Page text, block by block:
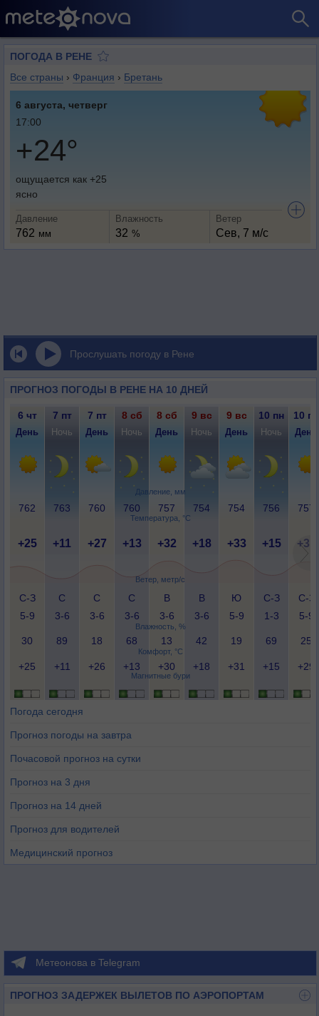
ПОГОДА В РЕНЕ
Все страны › Франция › Бретань
6 августа, четверг
17:00
+24°
ощущается как +25
ясно
Давление
762 мм
Влажность
32 %
Ветер
Сев, 7 м/с
Прослушать погоду в Рене
ПРОГНОЗ ПОГОДЫ В РЕНЕ НА 10 ДНЕЙ
Давление, мм
Температура, °C
Ветер, метр/с
Влажность, %
Комфорт, °C
Магнитные бури
6 чт 7 пт 7 пт 8 сб 8 сб 9 вс 9 вс 10 пн 10 пн
День Ночь День Ночь День Ночь День Ночь День
762 763 760 760 757 754 754 756 757
+25 +11 +27 +13 +32 +18 +33 +15 +31
С-З
5-9
С
3-6
С
3-6
С
3-6
В
3-6
В
3-6
Ю
5-9
С-З
1-3
С-З
5-9
30 89 18 68 13 42 19 69 25
+25 +11 +26 +13 +30 +18 +31 +15 +29
Погода сегодня
Прогноз погоды на завтра
Почасовой прогноз на сутки
Прогноз на 3 дня
Прогноз на 14 дней
Прогноз для водителей
Медицинский прогноз
Метеонова в Telegram
ПРОГНОЗ ЗАДЕРЖЕК ВЫЛЕТОВ ПО АЭРОПОРТАМ